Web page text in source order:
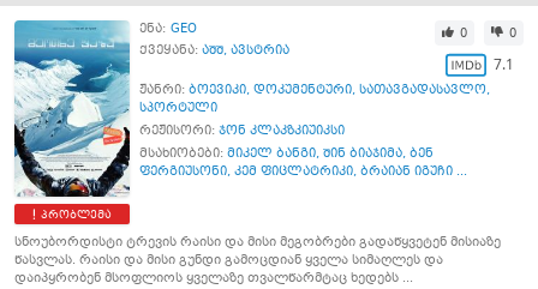
პრობლემა
ენა: GEO
ქვეყანა: აშშ, ავსტრია
0 0
7.1
ჟანრი: ბოევიკი, დოკუმენტური, სათავგადასავლო,
სპორტული
რეჟისორი: ჯონ კლაკზკიუიკსი
მსახიობები: მიკელ ბანგი, შინ ბიაჯიმა, ბენ
ფერგიუსონი, კემ ფიცლატრიკი, ბრაიან იგუჩი ...
სნოუბორდისტი ტრევის რაისი და მისი მეგობრები გადაწყვეტენ მისიაზე
წასვლას. რაისი და მისი გუნდი გამოცდიან ყველა სიმაღლეს და
დაიპყრობენ მსოფლიოს ყველაზე თვალწარმტაც ხედებს ...